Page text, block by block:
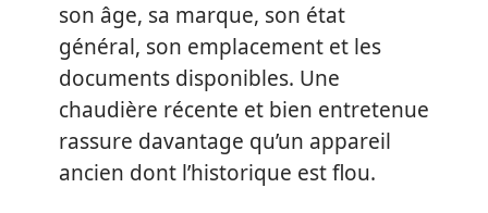
son âge, sa marque, son état
général, son emplacement et les
documents disponibles. Une
chaudière récente et bien entretenue
rassure davantage qu’un appareil
ancien dont l’historique est flou.